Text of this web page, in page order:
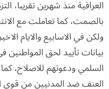
العراقية منذ شهرين تقريبا،
بالصمت، كما تعاملت مع
ولكن في الاسابيع والايام
بيانات تأييد لحق المواطنين
السلمي ودعوتهم للاصلاح،
العنف ضد المدنيين من قوى